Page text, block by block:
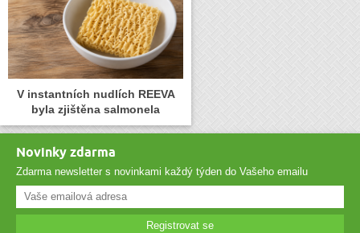
V instantních nudlích REEVA
byla zjištěna salmonela
Novinky zdarma
Zdarma newsletter s novinkami každý týden do Vašeho emailu
Registrovat se